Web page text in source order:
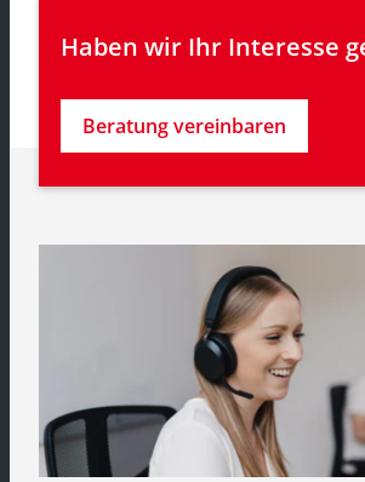
Haben wir Ihr Interesse
Beratung vereinbaren